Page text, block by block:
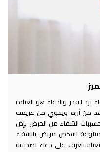
القدر والدعاء هو العبادة
من أزره ويقوي من عزيمته
الشفاء من المرض بإذن
متنوعة لشخص مريض بالشفاء
على دعاء لصديقة